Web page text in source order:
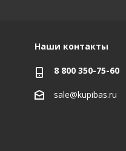
Наши контакты
8 800 350-75-60
sale@kupibas.ru